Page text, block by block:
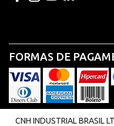
FORMAS DE
CNH INDUSTRIAL BRASIL